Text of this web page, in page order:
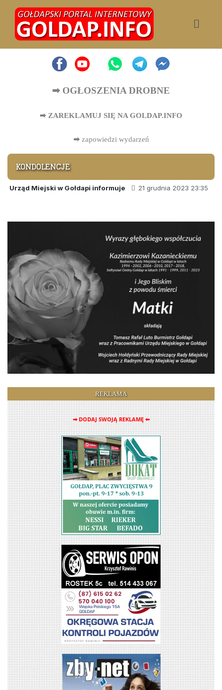
➡ OGŁOSZENIA DROBNE
➡ ZAREKLAMUJ SIĘ NA GOLDAP.INFO
➡ zapowiedzi wydarzeń
KONDOLENCJE
Urząd Miejski w Gołdapi informuje 21 grudnia 2023 23:35
REKLAMA
➡ DODAJ SWOJĄ REKLAMĘ ⬅